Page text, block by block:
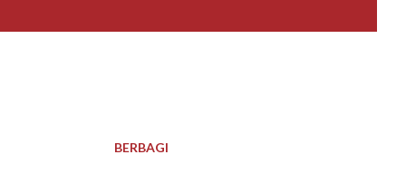
BERBAGI